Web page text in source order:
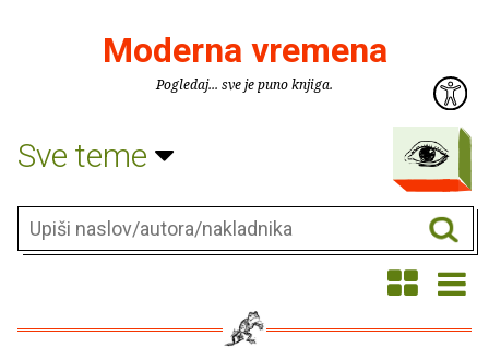
Moderna vremena
Pogledaj... sve je puno knjiga.
Sve teme